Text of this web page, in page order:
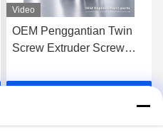
Video
OEM Penggantian Twin
Screw Extruder Screw
Extrusion Systems